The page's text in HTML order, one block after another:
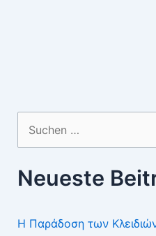
Suchen
nach:
Neueste
Η Παράδοση των